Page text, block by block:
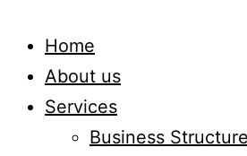
Home
About us
Services
Business Structure